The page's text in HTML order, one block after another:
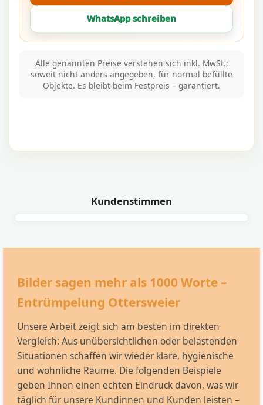
WhatsApp schreiben
Alle genannten Preise verstehen sich inkl. MwSt.;
soweit nicht anders angegeben, für normal befüllte
Objekte. Es bleibt beim Festpreis – garantiert.
Kundenstimmen
Bilder sagen mehr als 1000 Worte –
Entrümpelung Ottersweier
Unsere Arbeit zeigt sich am besten im direkten
Vergleich: Aus unübersichtlichen oder belastenden
Situationen schaffen wir wieder klare, hygienische
und wohnliche Räume. Die folgenden Beispiele
geben Ihnen einen echten Eindruck davon, was wir
täglich für unsere Kundinnen und Kunden leisten –